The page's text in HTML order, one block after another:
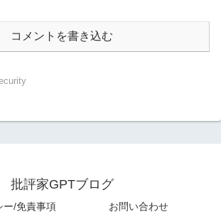
コメントを書き込む
批評家GPTブログ
ー/免責事項 お問い合わせ